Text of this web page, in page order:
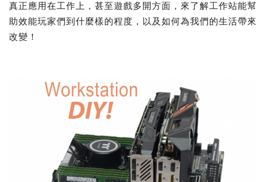
真正應用在工作上，甚至遊戲多開方面，來了解工作站能幫
助效能玩家們到什麼樣的程度，以及如何為我們的生活帶來
改變！